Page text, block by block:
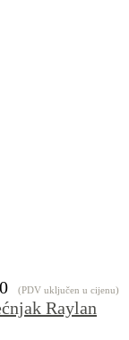
(PDV uključen u cijenu)
Raylan